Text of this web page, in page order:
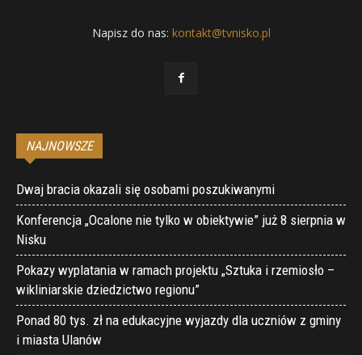
Napisz do nas: kontakt@tvnisko.pl
NAJNOWSZE
Dwaj bracia okazali się osobami poszukiwanymi
Konferencja „Ocalone nie tylko w obiektywie” już 8 sierpnia w
Nisku
Pokazy wyplatania w ramach projektu „Sztuka i rzemiosło –
wikliniarskie dziedzictwo regionu”
Ponad 80 tys. zł na edukacyjne wyjazdy dla uczniów z gminy
i miasta Ulanów